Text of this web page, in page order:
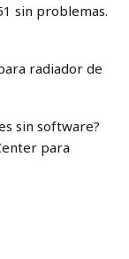
sin problemas.
radiador de
sin software?
para